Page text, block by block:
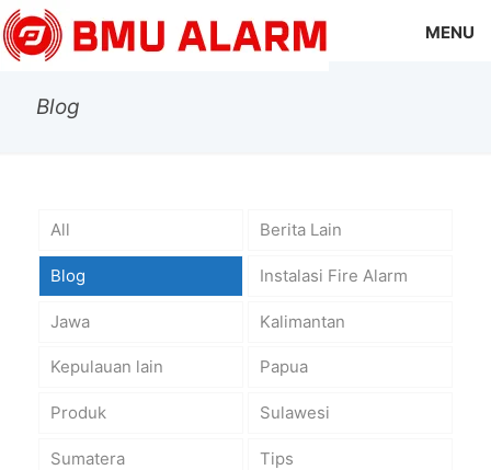
MENU
Blog
All Berita Lain
Blog Instalasi Fire Alarm
Jawa Kalimantan
Kepulauan lain Papua
Produk Sulawesi
Sumatera Tips